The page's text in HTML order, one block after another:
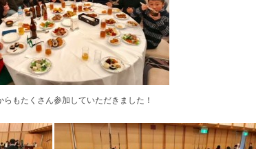
らもたくさん参加していただきました！